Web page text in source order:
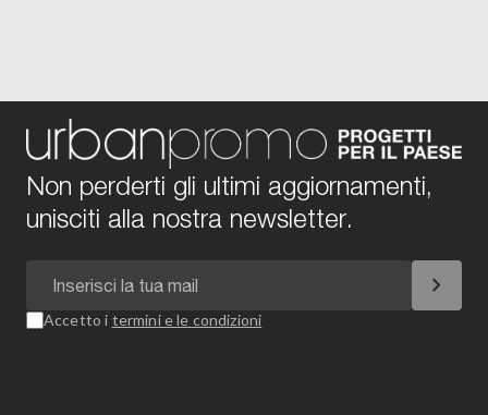
Non perderti gli ultimi aggiornamenti,
unisciti alla nostra newsletter.
chevron_right
Accetto i termini e le condizioni